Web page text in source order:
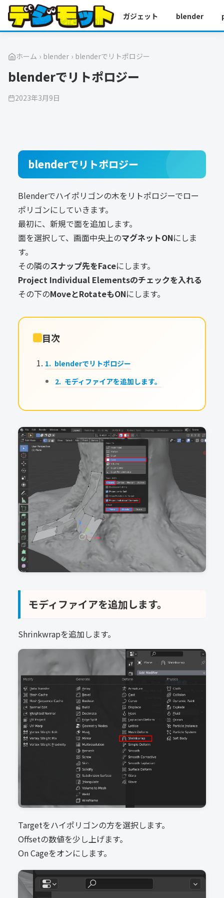
ガジェット blender
ホーム › blender › blenderでリトポロジー
blenderでリトポロジー
2023年3月9日
blenderでリトポロジー
Blenderでハイポリゴンの木をリトポロジーでロー
ポリゴンにしていきます。
最初に、新規で面を追加します。
面を選択して、画面中央上のマグネットONにしま
す。
その隣のスナップ先をFaceにします。
Project Individual Elementsのチェックを入れる
その下のMoveとRotateもONにします。
目次
blenderでリトポロジー
モディファイアを追加します。
モディファイアを追加します。
Shrinkwrapを追加します。
Targetをハイポリゴンの方を選択します。
Offsetの数値を少し上げます。
On Cageをオンにします。